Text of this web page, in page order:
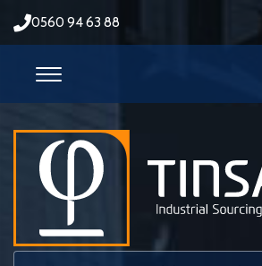
0560 94 63 88